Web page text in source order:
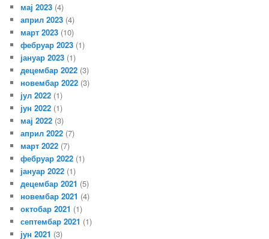
мај 2023 (4)
април 2023 (4)
март 2023 (10)
фебруар 2023 (1)
јануар 2023 (1)
децембар 2022 (3)
новембар 2022 (3)
јул 2022 (1)
јун 2022 (1)
мај 2022 (3)
април 2022 (7)
март 2022 (7)
фебруар 2022 (1)
јануар 2022 (1)
децембар 2021 (5)
новембар 2021 (4)
октобар 2021 (1)
септембар 2021 (1)
јун 2021 (3)